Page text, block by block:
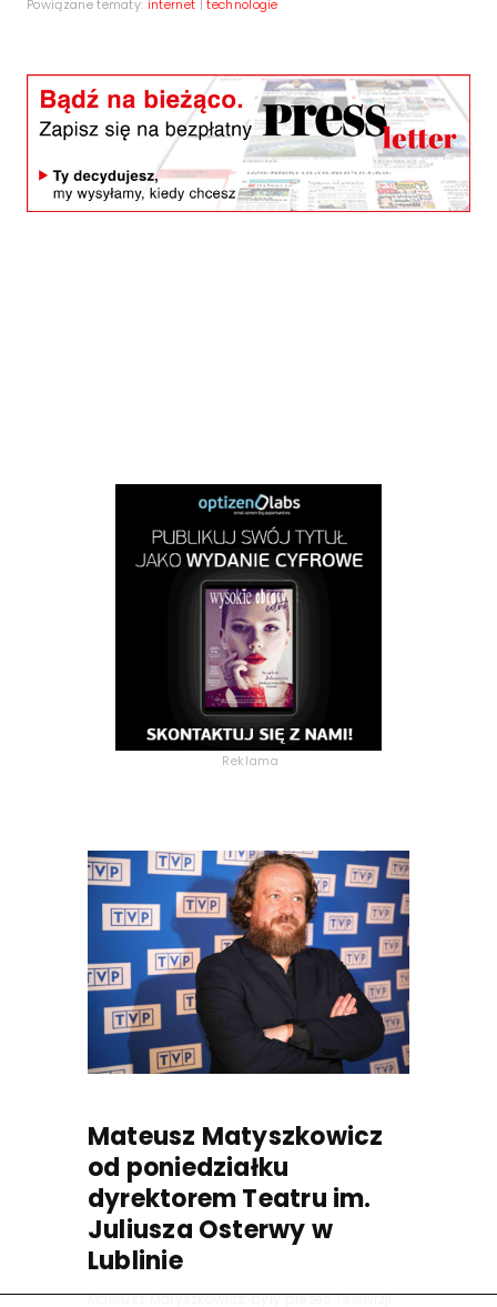
Powiązane tematy: internet |technologie
Reklama
Mateusz Matyszkowicz
od poniedziałku
dyrektorem Teatru im.
Juliusza Osterwy w
Lublinie
Mateusz Matyszkowicz, były prezes Telewizji